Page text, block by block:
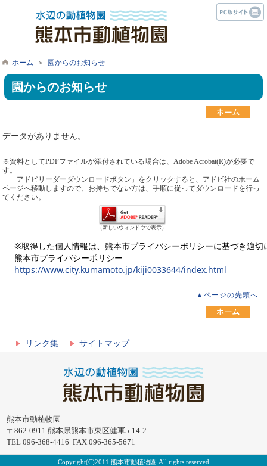
ホーム ＞ 園からのお知らせ
園からのお知らせ
データがありません。
※資料としてPDFファイルが添付されている場合は、Adobe Acrobat(R)が必要で
す。
「アドビリーダーダウンロードボタン」をクリックすると、アドビ社のホーム
ページへ移動しますので、お持ちでない方は、手順に従ってダウンロードを行っ
てください。
（新しいウィンドウで表示）
※取得した個人情報は、熊本市プライバシーポリシーに基づき適切
熊本市プライバシーポリシー
https://www.city.kumamoto.jp/kiji0033644/index.html
▲ページの先頭へ
リンク集 サイトマップ
熊本市動植物園
〒862-0911 熊本県熊本市東区健軍5-14-2
TEL 096-368-4416 FAX 096-365-5671
Copyright(C)2011 熊本市動植物園 All rights reserved